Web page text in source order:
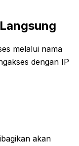
melalui nama
dengan IP
akan